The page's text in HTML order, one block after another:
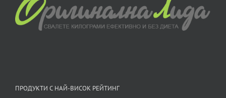
ПРОДУКТИ С НАЙ-ВИСОК РЕЙТИНГ